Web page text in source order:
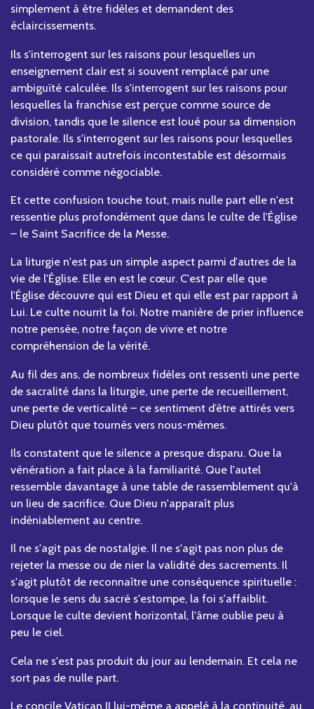
simplement à être fidèles et demandent des
éclaircissements.
Ils s'interrogent sur les raisons pour lesquelles un
enseignement clair est si souvent remplacé par une
ambiguïté calculée. Ils s'interrogent sur les raisons pour
lesquelles la franchise est perçue comme source de
division, tandis que le silence est loué pour sa dimension
pastorale. Ils s'interrogent sur les raisons pour lesquelles
ce qui paraissait autrefois incontestable est désormais
considéré comme négociable.
Et cette confusion touche tout, mais nulle part elle n'est
ressentie plus profondément que dans le culte de l'Église
– le Saint Sacrifice de la Messe.
La liturgie n'est pas un simple aspect parmi d'autres de la
vie de l'Église. Elle en est le cœur. C'est par elle que
l'Église découvre qui est Dieu et qui elle est par rapport à
Lui. Le culte nourrit la foi. Notre manière de prier influence
notre pensée, notre façon de vivre et notre
compréhension de la vérité.
Au fil des ans, de nombreux fidèles ont ressenti une perte
de sacralité dans la liturgie, une perte de recueillement,
une perte de verticalité – ce sentiment d’être attirés vers
Dieu plutôt que tournés vers nous-mêmes.
Ils constatent que le silence a presque disparu. Que la
vénération a fait place à la familiarité. Que l'autel
ressemble davantage à une table de rassemblement qu'à
un lieu de sacrifice. Que Dieu n'apparaît plus
indéniablement au centre.
Il ne s'agit pas de nostalgie. Il ne s'agit pas non plus de
rejeter la messe ou de nier la validité des sacrements. Il
s'agit plutôt de reconnaître une conséquence spirituelle :
lorsque le sens du sacré s'estompe, la foi s'affaiblit.
Lorsque le culte devient horizontal, l'âme oublie peu à
peu le ciel.
Cela ne s'est pas produit du jour au lendemain. Et cela ne
sort pas de nulle part.
Le concile Vatican II lui-même a appelé à la continuité, au